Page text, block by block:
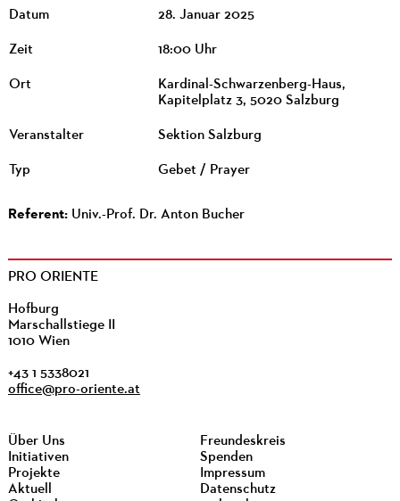
Datum 28. Januar 2025
Zeit 18:00 Uhr
Ort
Kardinal-Schwarzenberg-Haus,
Kapitelplatz 3, 5020 Salzburg
Veranstalter Sektion Salzburg
Typ Gebet / Prayer
Referent:Univ.-Prof. Dr. Anton Bucher
PRO ORIENTE
Hofburg
Marschallstiege II
1010 Wien
+43 1 5338021
office@pro-oriente.at
Über Uns
Initiativen
Projekte
Aktuell
Freundeskreis
Spenden
Impressum
Datenschutz